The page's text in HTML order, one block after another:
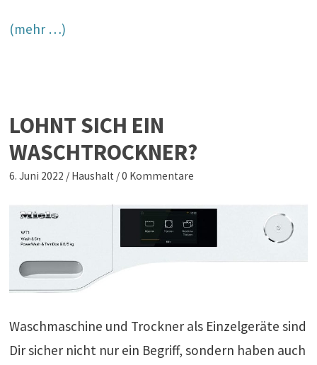
(mehr …)
LOHNT SICH EIN
WASCHTROCKNER?
6. Juni 2022 / Haushalt /0 Kommentare
Waschmaschine und Trockner als Einzelgeräte sind
Dir sicher nicht nur ein Begriff, sondern haben auch